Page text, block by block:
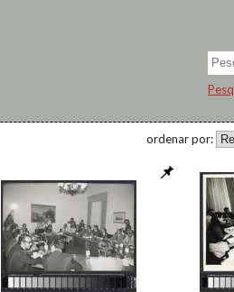
ordenar por: